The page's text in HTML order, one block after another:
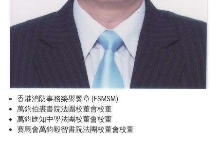
香港消防事務榮譽獎章 (FSMSM)
萬鈞伯裘書院法團校董會校董
萬鈞匯知中學法團校董會校董
賽馬會萬鈞毅智書院法團校董會校董